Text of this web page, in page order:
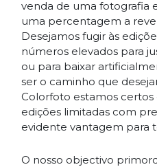
venda de uma fotografia
uma percentagem a
Desejamos fugir às
números elevados para
ou para baixar
ser o caminho que
Colorfoto estamos
edições limitadas com
evidente vantagem para
O nosso objectivo